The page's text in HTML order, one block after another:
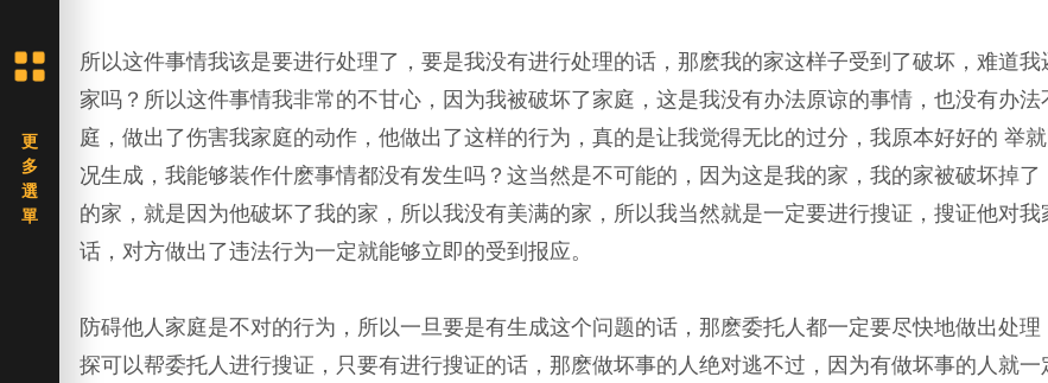
所以这件事情我该是要进行处理了，要是我没有进行处理的话，那麽我的家这样子受到了破坏，难道
家吗？所以这件事情我非常的不甘心，因为我被破坏了家庭，这是我没有办法原谅的事情，也没有办
庭，做出了伤害我家庭的动作，他做出了这样的行为，真的是让我觉得无比的过分，我原本好好的 举
况生成，我能够装作什麽事情都没有发生吗？这当然是不可能的，因为这是我的家，我的家被破坏掉
的家，就是因为他破坏了我的家，所以我没有美满的家，所以我当然就是一定要进行搜证，搜证他对
话，对方做出了违法行为一定就能够立即的受到报应。
防碍他人家庭是不对的行为，所以一旦要是有生成这个问题的话，那麽委托人都一定要尽快地做出处
探可以帮委托人进行搜证，只要有进行搜证的话，那麽做坏事的人绝对逃不过，因为有做坏事的人就